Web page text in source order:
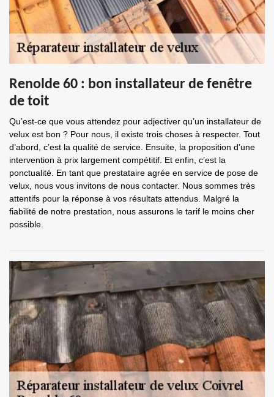
Renolde 60 : bon installateur de fenêtre
de toit
Qu’est-ce que vous attendez pour adjectiver qu’un installateur de
velux est bon ? Pour nous, il existe trois choses à respecter. Tout
d’abord, c’est la qualité de service. Ensuite, la proposition d’une
intervention à prix largement compétitif. Et enfin, c’est la
ponctualité. En tant que prestataire agrée en service de pose de
velux, nous vous invitons de nous contacter. Nous sommes très
attentifs pour la réponse à vos résultats attendus. Malgré la
fiabilité de notre prestation, nous assurons le tarif le moins cher
possible.